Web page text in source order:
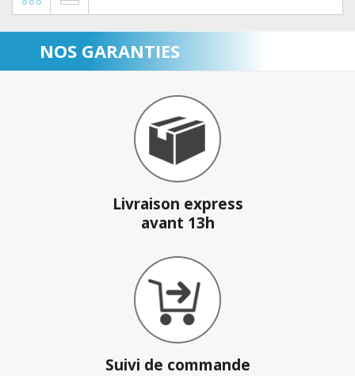
NOS GARANTIES
Livraison express
avant 13h
Suivi de commande